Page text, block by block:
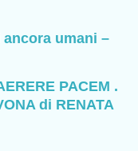
umani –
PACEM .
di RENATA